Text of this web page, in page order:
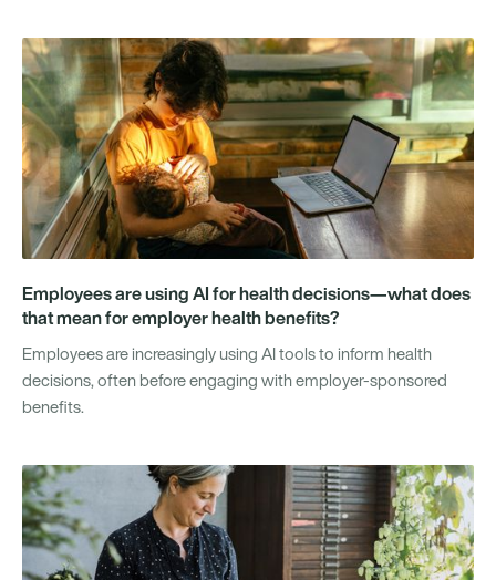
Employees are using AI for health decisions—what does
that mean for employer health benefits?
Employees are increasingly using AI tools to inform health
decisions, often before engaging with employer-sponsored
benefits.